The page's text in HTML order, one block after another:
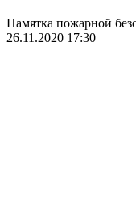
Памятка пожарной
26.11.2020 17:30